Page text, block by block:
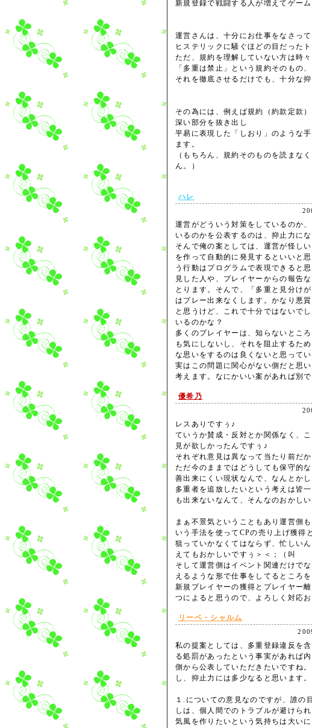
新規登録で戦闘する人が増えてゲー
運営さんは、十分にお仕事をなさって
ヒステリックに騒ぐほどの目だった
ただ、規約を理解していない方は時
「多重は禁止」という規約そのもの、
それを徹底させるだけでも、十分な
その為には、例えば規約（約款定款
深い部分を抜き出し
平易に表現した「しおり」のような
ます。
（もちろん、規約そのものを読まな
ん。）
ハレ
運営がどういう対策をしているのか
いるのかを公表するのは、抑止力に
そんで俺の案としては、運営が怪し
を作って自動的に発見するといいと
う行動はプログラムで表現できると
見した人や、プレイヤーからの報告
とります。そんで、「多重と見分け
はプレー出来なくします。かなり悪
と思うけど、これで十分ではないで
いるのかな？
多くのプレイヤーは、知らないとこ
も気にしないし、それを阻止するた
な思いをするのは良くないと思って
実はこの問題に関心がない側だと思
考えます。なにかいい案があれば別
優希乃
レスありですぅ♪
ていうか賛成・反対とか関係なく、
見が欲しかったんですぅ♪
それぞれ意見は異なって当たり前だ
ただ今のままではどうしても保守的
善出来にくい現状なんで、なんとか
多重者を追放したいという考えは皆
も出来ないなんて、そんなのおかし
まぁ不景気ということもあり運営側
いう手法を使ってCPの売り上げ獲得
狙っていかなくてはならず、忙しい
えてもおかしいですぅ＞＜；（叫
そして運営側はイベント関連だけで
えるような形で仕事をしてるところ
新規プレイヤーの獲得とプレイヤー
つによると思うので、よろしく対応
リーベ・シャルム
私の提案としては、多重登録違反を
る処罰があったという事実があれば
側から公表していただきたいですね
し、抑止力には多少なると思います。
１.についての意見なのですが、誰の
しは、個人間でのトラブルが避けら
気風を作りたいという気持ちは大い